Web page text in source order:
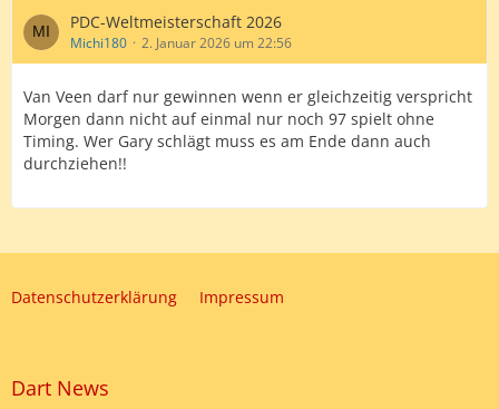
PDC-Weltmeisterschaft 2026
Michi180 2. Januar 2026 um 22:56
Van Veen darf nur gewinnen wenn er gleichzeitig verspricht
Morgen dann nicht auf einmal nur noch 97 spielt ohne
Timing. Wer Gary schlägt muss es am Ende dann auch
durchziehen!!
Datenschutzerklärung Impressum
Dart News